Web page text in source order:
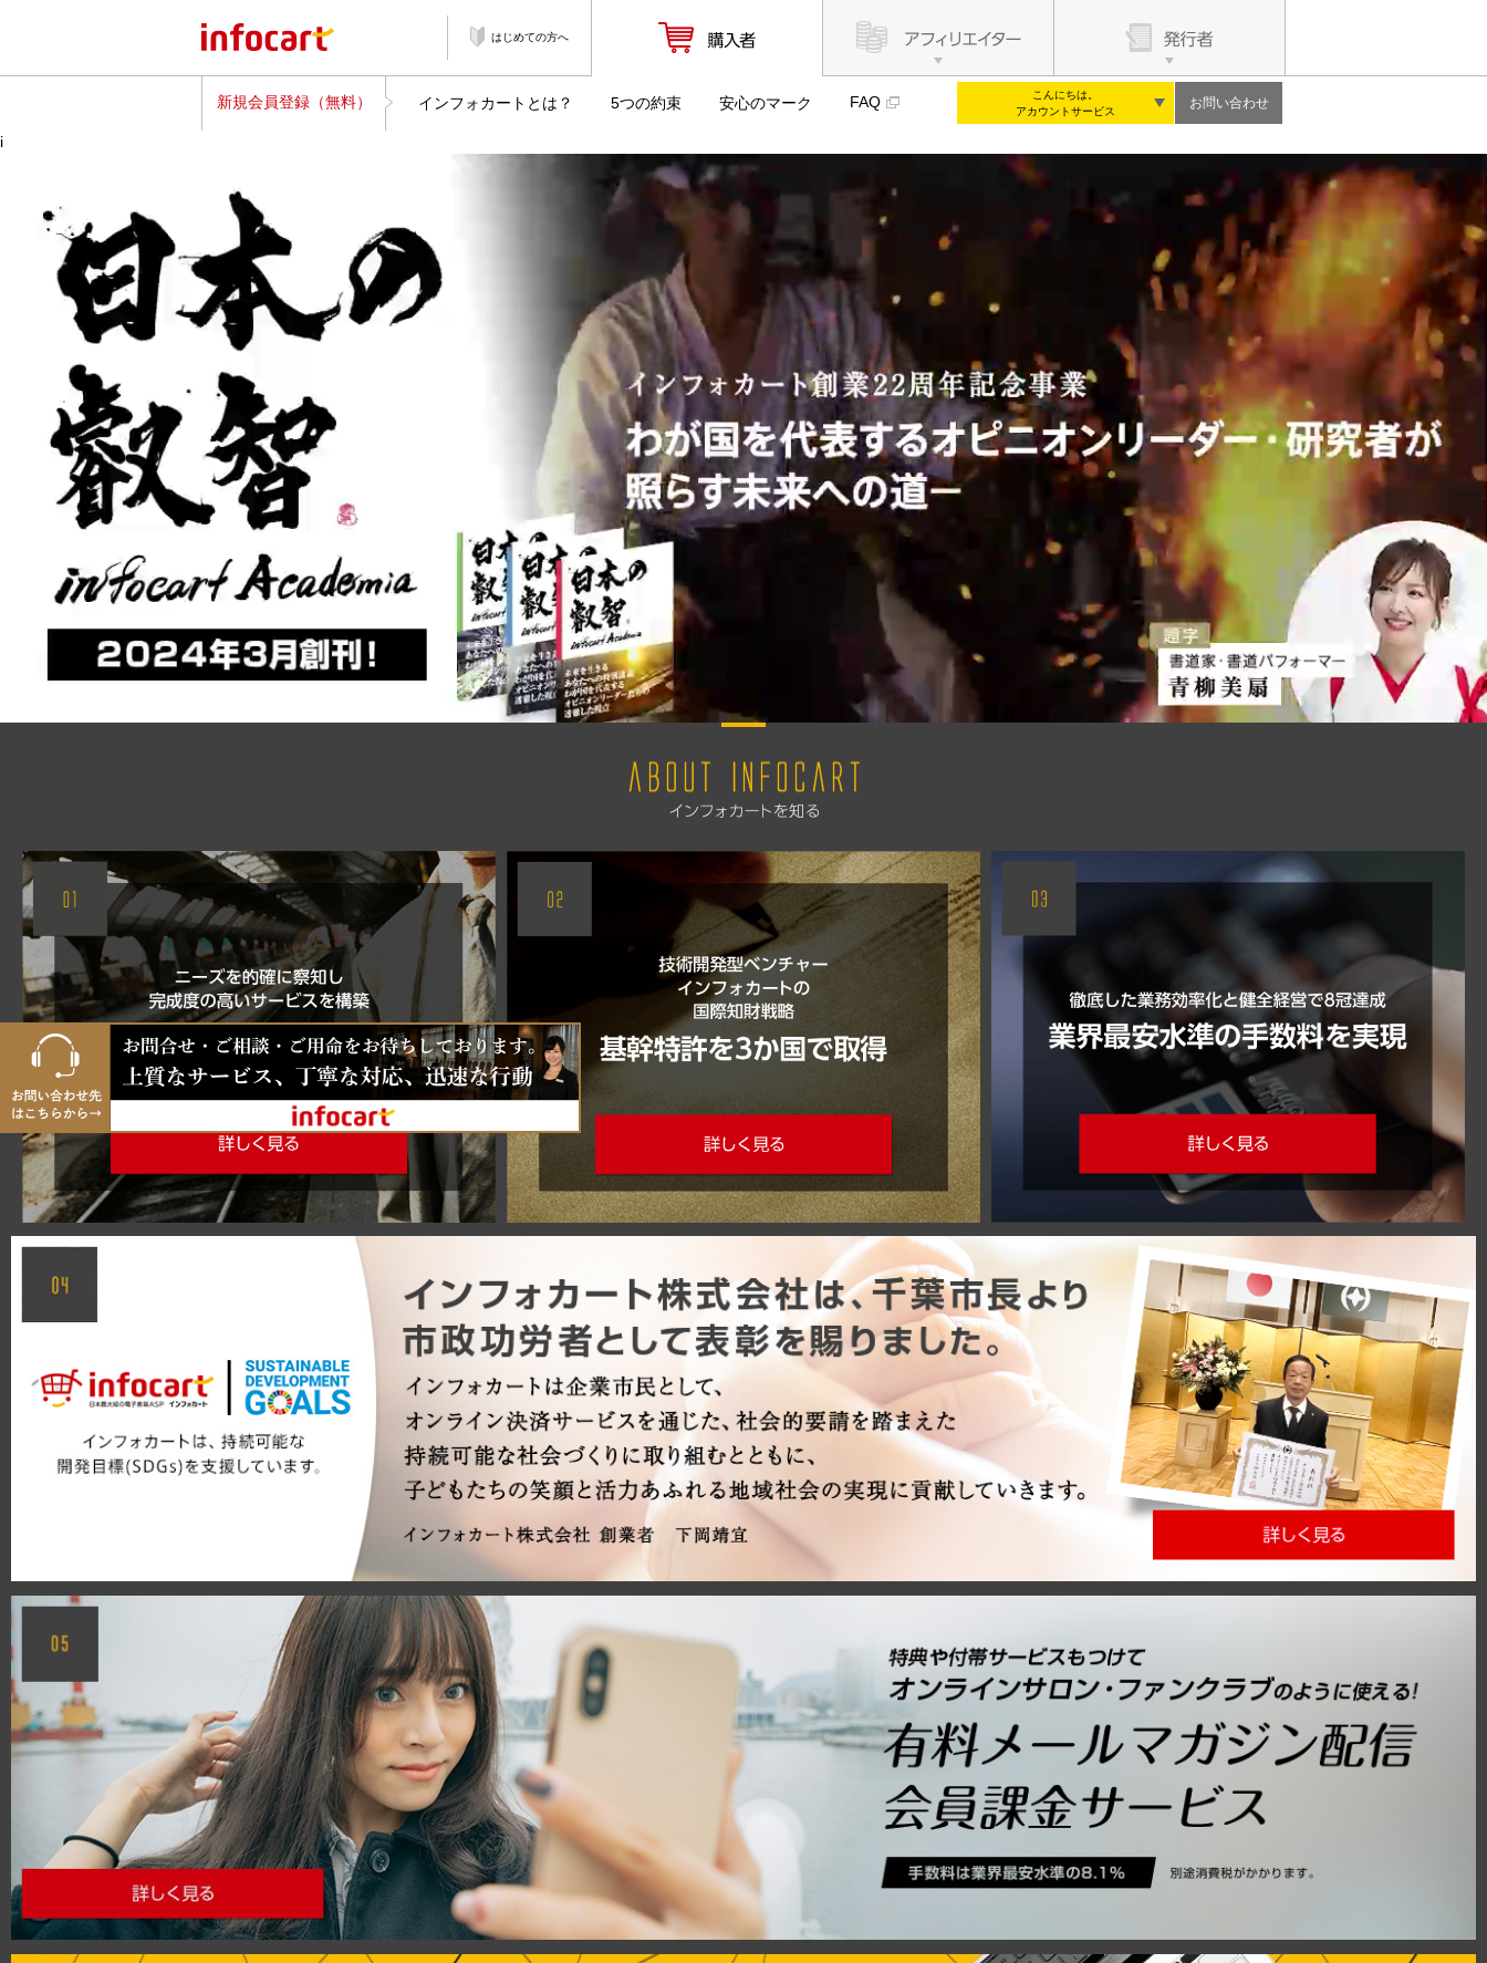
はじめての方へ
新規会員登録（無料） インフォカートとは？ 5つの約束 安心のマーク FAQ
こんにちは。
アカウントサービス
お問い合わせ
i